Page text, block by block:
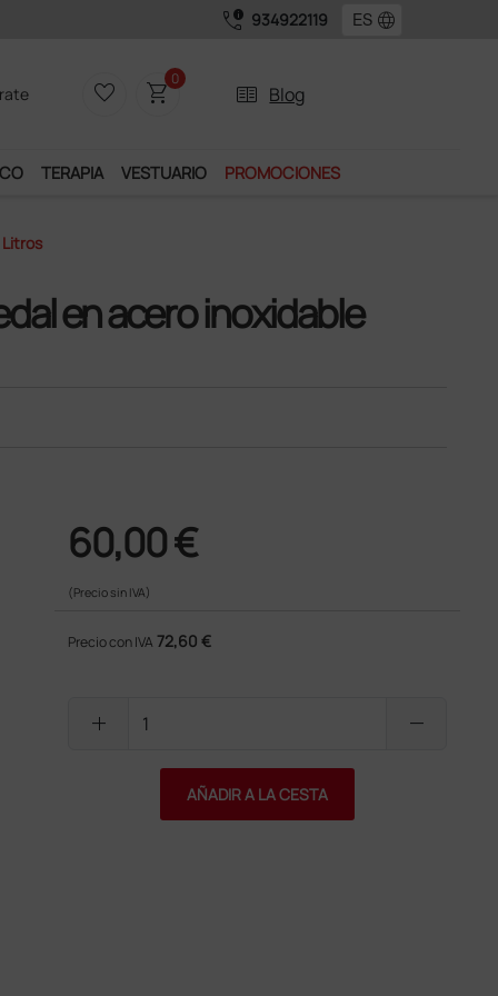
de muchos servicios exclusivos.
call_quality 934922119 language
favorite_border shopping_cart0
two_pager Blog
TERAPIA VESTUARIO PROMOCIONES
Litros
en acero inoxidable
60,00 €
(Precio sin IVA)
Precio con IVA 72,60 €
add remove
AÑADIR A LA CESTA